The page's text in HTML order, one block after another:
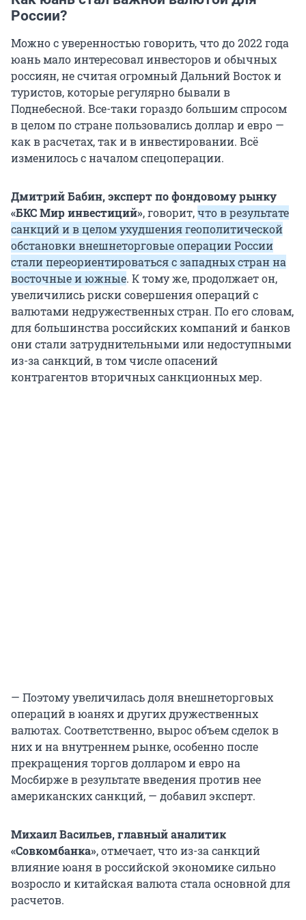
России?
Можно с уверенностью говорить, что до 2022 года
юань мало интересовал инвесторов и обычных
россиян, не считая огромный Дальний Восток и
туристов, которые регулярно бывали в
Поднебесной. Все-таки гораздо большим спросом
в целом по стране пользовались доллар и евро —
как в расчетах, так и в инвестировании. Всё
изменилось с началом спецоперации.
Дмитрий Бабин, эксперт по фондовому рынку
«БКС Мир инвестиций», говорит,что в результате
санкций и в целом ухудшения геополитической
обстановки внешнеторговые операции России
стали переориентироваться с западных стран на
восточные и южные. К тому же, продолжает он,
увеличились риски совершения операций с
валютами недружественных стран. По его словам,
для большинства российских компаний и банков
они стали затруднительными или недоступными
из-за санкций, в том числе опасений
контрагентов вторичных санкционных мер.
— Поэтому увеличилась доля внешнеторговых
операций в юанях и других дружественных
валютах. Соответственно, вырос объем сделок в
них и на внутреннем рынке, особенно после
прекращения торгов долларом и евро на
Мосбирже в результате введения против нее
американских санкций, — добавил эксперт.
Михаил Васильев, главный аналитик
«Совкомбанка», отмечает, что из-за санкций
влияние юаня в российской экономике сильно
возросло и китайская валюта стала основной для
расчетов.